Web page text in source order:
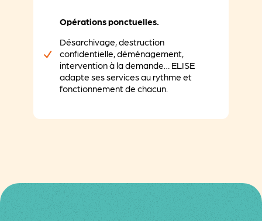
Opérations ponctuelles.
Désarchivage, destruction
confidentielle, déménagement,
intervention à la demande… ELISE
adapte ses services au rythme et
fonctionnement de chacun.